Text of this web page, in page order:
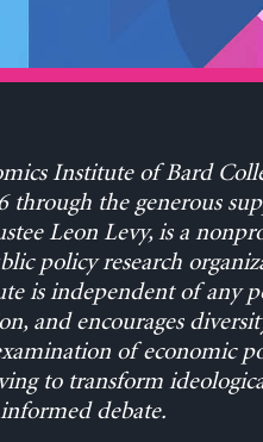
Institute of Bard
through the generous
Leon Levy, is a
policy research
is independent of any
and encourages
of economic
to transform
debate.